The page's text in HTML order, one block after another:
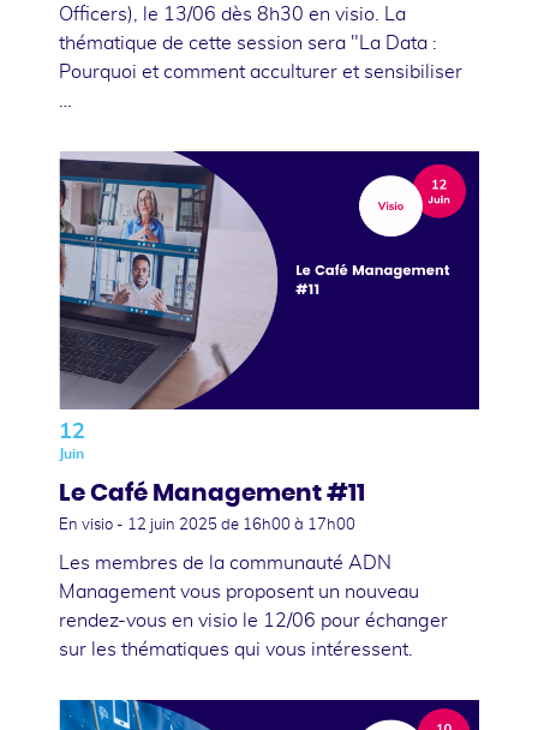
Officers), le 13/06 dès 8h30 en visio. La
thématique de cette session sera "La Data :
Pourquoi et comment acculturer et sensibiliser
12
Juin
Le Café Management #11
En visio - 12 juin 2025 de 16h00 à 17h00
Les membres de la communauté ADN
Management vous proposent un nouveau
rendez-vous en visio le 12/06 pour échanger
sur les thématiques qui vous intéressent.